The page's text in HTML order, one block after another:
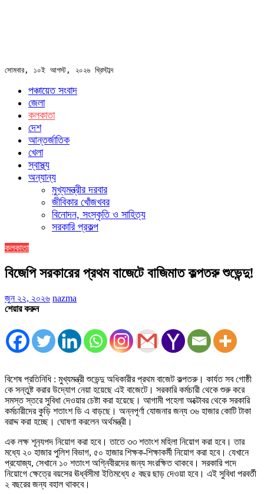
সোমবার, ১০ই আগস্ট, ২০২৬ খ্রিস্টাব্দ
পঞ্চায়েত সংবাদ
জেলা
কলকাতা
দেশ
আন্তর্জাতিক
খেলা
স্বাস্থ্য
অন্যান্য
মুখ্যমন্ত্রীর দরবার
জীবিকার খোঁজখবর
বিনোদন, সংস্কৃতি ও সাহিত্য
সরকারি প্রকল্প
কলকাতা
বিজেপি সরকারের প্রথম বাজেটে বাজিমাত কল্পতরু শুভেন্দু!
জুন ২২, ২০২৬ nazma
শেয়ার করুন
বিশেষ প্রতিনিধি : মুখ্যমন্ত্রী শুভেন্দু অধিকারীর প্রথম বাজেট কল্পতরু। কার্যত সব গোষ্ঠী
কে সন্তুষ্ট করার উদ্যোগ নেয়া হয়েছে এই বাজেটে। সরকারি কর্মচারী থেকে শুরু করে
সমস্ত স্তরে সুবিধা দেওয়ার চেষ্টা করা হয়েছে। আগামী পহেলা অক্টোবর থেকে সরকারি
কর্মচারীদের কুড়ি শতাংশ ডি এ বাড়ছে। অন্নপূর্ণা যোজনার জন্য ৩৬ হাজার কোটি টাকা
বরাদ্দ করা হচ্ছে। ঘোষণা করলেন অর্থমন্ত্রী।
এক লক্ষ শূন‍্যপদ নিয়োগ করা হবে। তাতে ৩৩ শতাংশ মহিলা নিয়োগ করা হবে। তার
মধ্যে ২০ হাজার পুলিশ বিভাগ, ৫০ হাজার শিক্ষক-শিক্ষাকর্মী নিয়োগ করা হবে। যেখানে
প্রযোজ্য, সেখানে ১০ শতাংশ অগ্নিবীরদের জন্য সংরক্ষিত থাকবে। সরকারি পদে
নিয়োগে ক্ষেত্রে বয়সের ঊর্ধ্বসীমা ইতিমধ্যে ৫ বছর ছাড় দেওয়া হবে। এই সুবিধা পরবর্তী
২ বছরের জন্য বহাল থাকবে।